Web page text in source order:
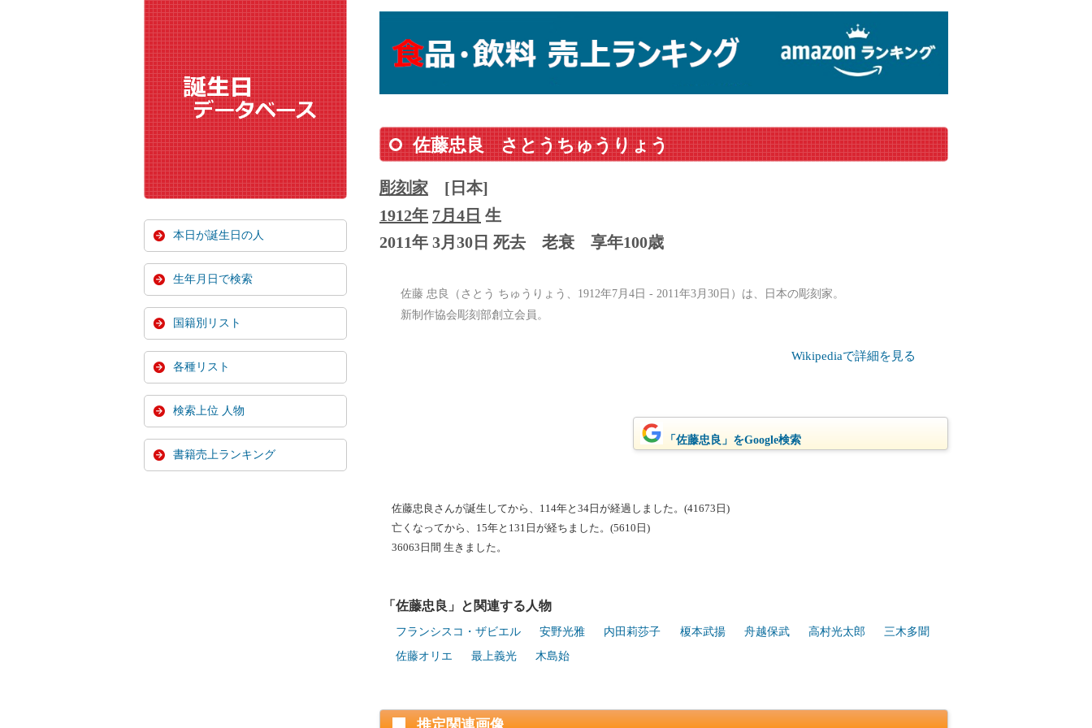
佐藤忠良 さとうちゅうりょう
彫刻家
[日本]
1912年 7月4日 生
2011年 3月30日 死去
老衰 享年100歳
佐藤 忠良（さとう ちゅうりょう、1912年7月4日 - 2011年3月30日）は、日本の彫刻家。
新制作協会彫刻部創立会員。
Wikipediaで詳細を見る
「佐藤忠良」をGoogle検索
佐藤忠良さんが誕生してから、114年と34日が経過しました。(41673日)
亡くなってから、15年と131日が経ちました。(5610日)
36063日間 生きました。
「佐藤忠良」と関連する人物
フランシスコ・ザビエル 安野光雅 内田莉莎子 榎本武揚 舟越保武 高村光太郎
三木多聞
佐藤オリエ
最上義光 木島始
本日が誕生日の人
生年月日で検索
国籍別リスト
各種リスト
検索上位 人物
書籍売上ランキング